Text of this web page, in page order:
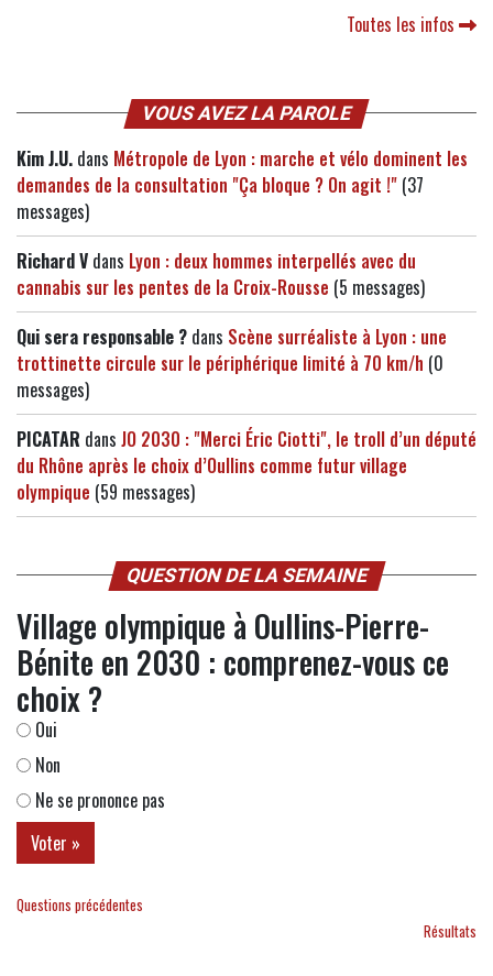
Toutes les infos
VOUS AVEZ LA PAROLE
Kim J.U. dans Métropole de Lyon : marche et vélo dominent les
demandes de la consultation "Ça bloque ? On agit !" (37
messages)
Richard V dans Lyon : deux hommes interpellés avec du
cannabis sur les pentes de la Croix-Rousse (5 messages)
Qui sera responsable ? dans Scène surréaliste à Lyon : une
trottinette circule sur le périphérique limité à 70 km/h (0
messages)
PICATAR dans JO 2030 : "Merci Éric Ciotti", le troll d’un député
du Rhône après le choix d’Oullins comme futur village
olympique (59 messages)
QUESTION DE LA SEMAINE
Village olympique à Oullins-Pierre-
Bénite en 2030 : comprenez-vous ce
choix ?
Oui
Non
Ne se prononce pas
Questions précédentes
Résultats